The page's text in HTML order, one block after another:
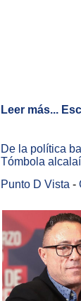
Leer más...
De la política
Tómbola
Punto D Vista -